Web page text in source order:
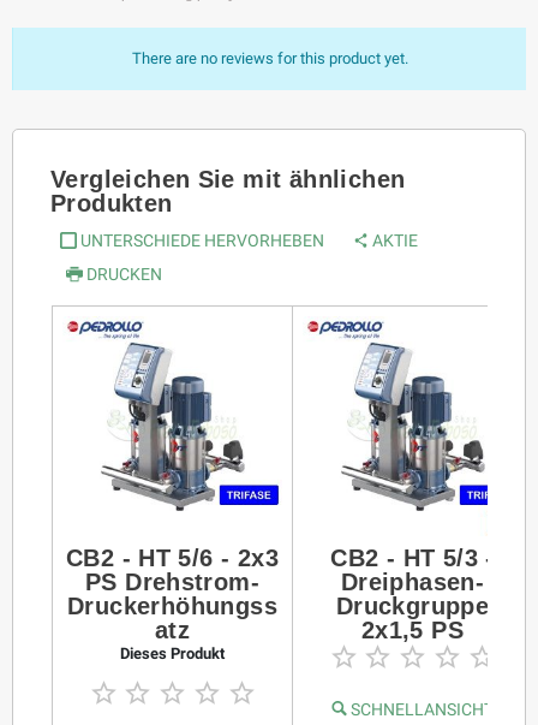
There are no reviews for this product yet.
Vergleichen Sie mit ähnlichen
Produkten
UNTERSCHIEDE HERVORHEBEN
AKTIE
DRUCKEN
CB2 - HT 5/6 - 2x3
PS Drehstrom-
Druckerhöhungss
atz
Dieses Produkt
    
CB2 - HT 5/3 -
Dreiphasen-
Druckgruppe
2x1,5 PS
    
SCHNELLANSICHT